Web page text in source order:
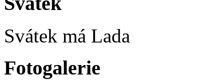
Svátek má Lada
Fotogalerie